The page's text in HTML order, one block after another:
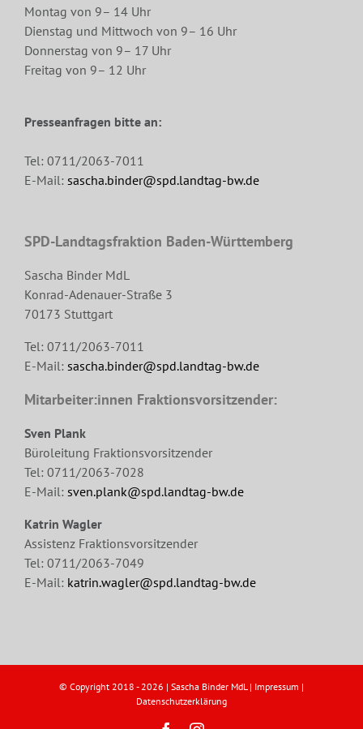
Montag von 9– 14 Uhr
Dienstag und Mittwoch von 9– 16 Uhr
Donnerstag von 9– 17 Uhr
Freitag von 9– 12 Uhr
Presseanfragen bitte an:
Tel: 0711/2063-7011
E-Mail: sascha.binder@spd.landtag-bw.de
SPD-Landtagsfraktion Baden-Württemberg
Sascha Binder MdL
Konrad-Adenauer-Straße 3
70173 Stuttgart
Tel: 0711/2063-7011
E-Mail: sascha.binder@spd.landtag-bw.de
Mitarbeiter:innen Fraktionsvorsitzender:
Sven Plank
Büroleitung Fraktionsvorsitzender
Tel: 0711/2063-7028
E-Mail: sven.plank@spd.landtag-bw.de
Katrin Wagler
Assistenz Fraktionsvorsitzender
Tel: 0711/2063-7049
E-Mail: katrin.wagler@spd.landtag-bw.de
© Copyright 2018 - 2026 | Sascha Binder MdL | Impressum |
Datenschutzerklärung